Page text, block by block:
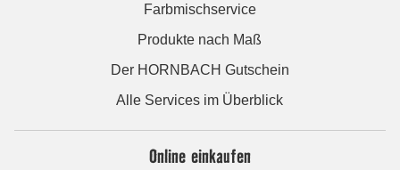
Farbmischservice
Produkte nach Maß
Der HORNBACH Gutschein
Alle Services im Überblick
Online einkaufen